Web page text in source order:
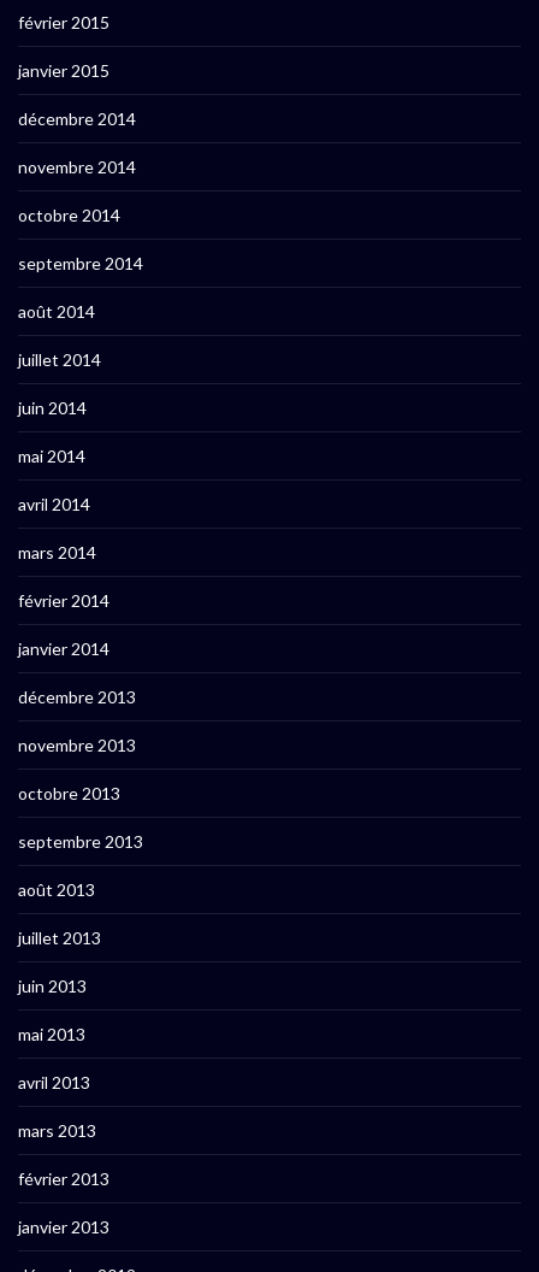
février 2015
janvier 2015
décembre 2014
novembre 2014
octobre 2014
septembre 2014
août 2014
juillet 2014
juin 2014
mai 2014
avril 2014
mars 2014
février 2014
janvier 2014
décembre 2013
novembre 2013
octobre 2013
septembre 2013
août 2013
juillet 2013
juin 2013
mai 2013
avril 2013
mars 2013
février 2013
janvier 2013